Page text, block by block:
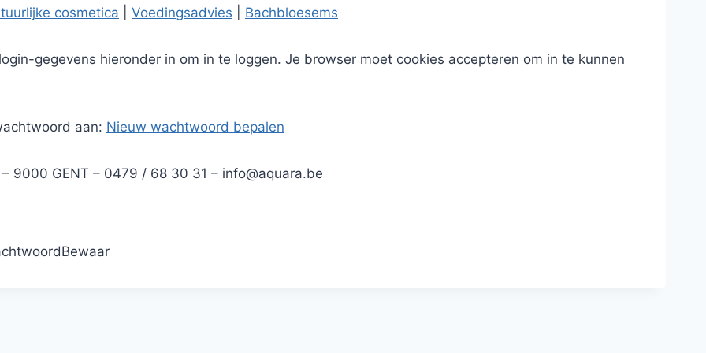
cosmetica Voedingsadvies Bachbloesems
gegevens hieronder in om in te loggen. Je browser moet cookies accepteren om in te kunnen
aan: Nieuw wachtwoord bepalen
9000 GENT – 0479 / 68 30 31 – info@aquara.be
Bewaar